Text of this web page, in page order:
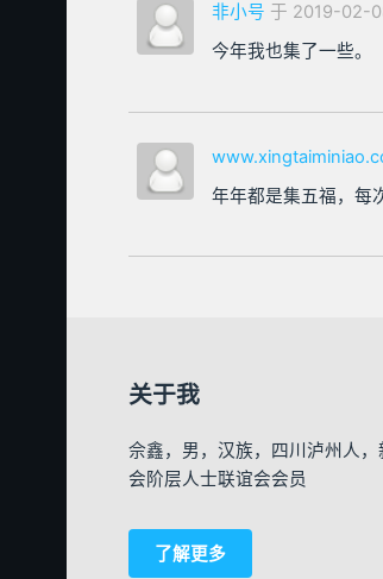
非小号 于 2019-02-
今年我也集了一些。
年年都是集五福，每
关于我
佘鑫，男，汉族，四川泸州人
会阶层人士联谊会会员
了解更多